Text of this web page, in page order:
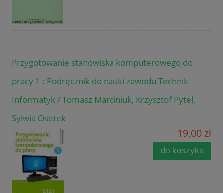
Przygotowanie stanowiska komputerowego do
pracy 1 : Podręcznik do nauki zawodu Technik
Informatyk / Tomasz Marciniuk, Krzysztof Pytel,
Sylwia Osetek
19,00 zł
do koszyka